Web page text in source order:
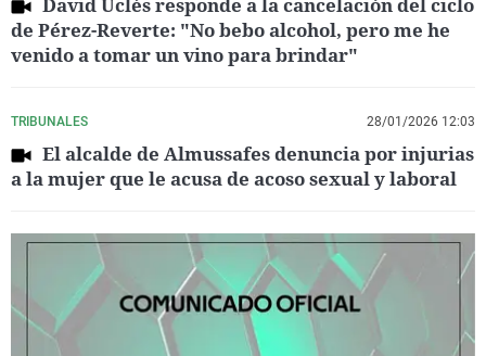
de Pérez-Reverte: "No bebo alcohol, pero me he
venido a tomar un vino para brindar"
TRIBUNALES 28/01/2026 12:03
El alcalde de Almussafes denuncia por injurias
a la mujer que le acusa de acoso sexual y laboral